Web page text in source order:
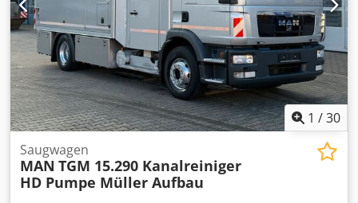
Saugwagen Kanal Müller VM F 100K Nr 11605700, Kipper,
10.000 Liter, Kipper, CVS Vacustar W1300R,
Saugschlauchhaspel Unverbindliches Angebot-
Änderungen und Zwischenverkauf vorbehalten-Verkauf
erfolgt unter Ausschluss jeglicher Gewährleistung-Alle
Angaben ohne Gewähr! Dodpsymxf Rofx Aprsck
1 /30
Saugwagen
MAN TGM 15.290 Kanalreiniger
HD Pumpe Müller Aufbau